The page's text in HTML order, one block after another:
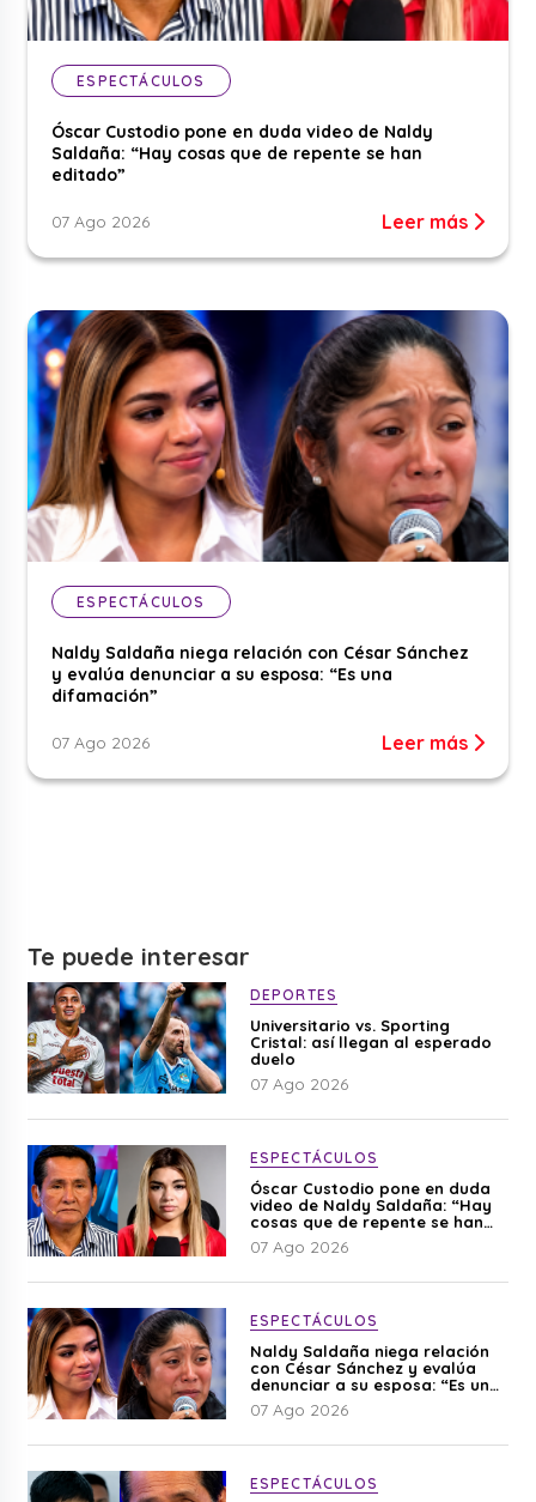
ESPECTÁCULOS
Óscar Custodio pone en duda video de Naldy
Saldaña: “Hay cosas que de repente se han
editado”
07 Ago 2026 Leer más
ESPECTÁCULOS
Naldy Saldaña niega relación con César Sánchez
y evalúa denunciar a su esposa: “Es una
difamación”
07 Ago 2026 Leer más
Te puede interesar
DEPORTES
Universitario vs. Sporting
Cristal: así llegan al esperado
duelo
07 Ago 2026
ESPECTÁCULOS
Óscar Custodio pone en duda
video de Naldy Saldaña: “Hay
cosas que de repente se han
editado”
07 Ago 2026
ESPECTÁCULOS
Naldy Saldaña niega relación
con César Sánchez y evalúa
denunciar a su esposa: “Es una
difamación”
07 Ago 2026
ESPECTÁCULOS